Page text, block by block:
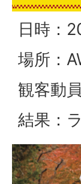
日時：
場所：
観客動
結果：